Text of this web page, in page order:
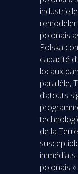
polonais
Polska
capacité
locaux
parallèle,
d’atouts
de la
polonais ».